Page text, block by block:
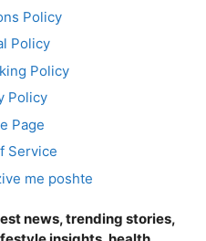
Policy
Policy
Policy
Policy
Page
Service
me poshte
news, trending stories,